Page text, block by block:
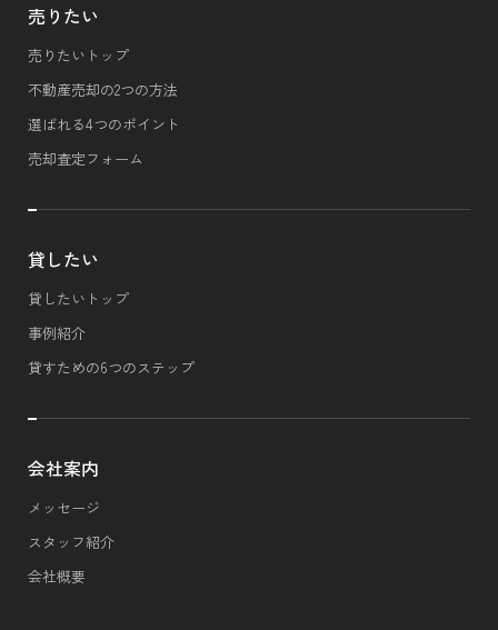
売りたい
売りたいトップ
不動産売却の2つの方法
選ばれる4つのポイント
売却査定フォーム
貸したい
貸したいトップ
事例紹介
貸すための6つのステップ
会社案内
メッセージ
スタッフ紹介
会社概要